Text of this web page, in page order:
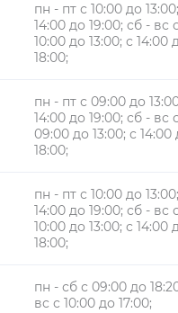
пн - пт с 10:00 до
14:00 до 19:00; сб - вс с
10:00 до 13:00; с 14:00
18:00;
пн - пт с 09:00 до
14:00 до 19:00; сб - вс с
09:00 до 13:00; с 14:00
18:00;
пн - пт с 10:00 до
14:00 до 19:00; сб - вс с
10:00 до 13:00; с 14:00
18:00;
пн - сб с 09:00 до
вс с 10:00 до 17:00;